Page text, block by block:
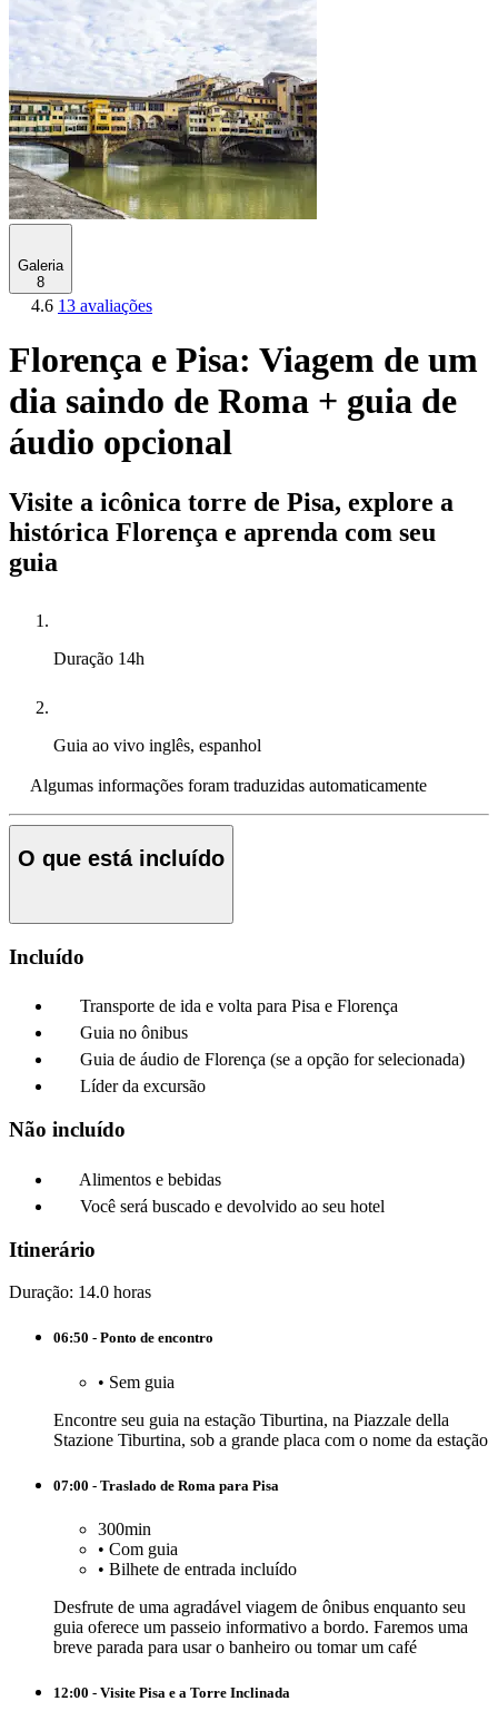
Galeria
8
4.6 13 avaliações
Florença e Pisa: Viagem de um
dia saindo de Roma + guia de
áudio opcional
Visite a icônica torre de Pisa, explore a
histórica Florença e aprenda com seu
guia
Duração 14h
Guia ao vivo inglês, espanhol
Algumas informações foram traduzidas automaticamente
O que está incluído
Incluído
Transporte de ida e volta para Pisa e Florença
Guia no ônibus
Guia de áudio de Florença (se a opção for selecionada)
Líder da excursão
Não incluído
Alimentos e bebidas
Você será buscado e devolvido ao seu hotel
Itinerário
Duração: 14.0 horas
06:50 - Ponto de encontro
• Sem guia
Encontre seu guia na estação Tiburtina, na Piazzale della
Stazione Tiburtina, sob a grande placa com o nome da estação
07:00 - Traslado de Roma para Pisa
300min
• Com guia
• Bilhete de entrada incluído
Desfrute de uma agradável viagem de ônibus enquanto seu
guia oferece um passeio informativo a bordo. Faremos uma
breve parada para usar o banheiro ou tomar um café
12:00 - Visite Pisa e a Torre Inclinada